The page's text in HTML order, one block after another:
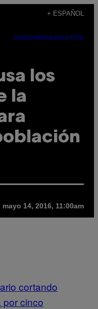
+ ESPAÑOL
SUBSCRIBENEWSLETTER
los
la
mayo 14, 2016, 11:00am
cortando
por cinco